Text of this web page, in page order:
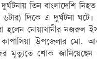
তিন বাংলাদেশি
৬টার) দিকে এ দুর্ঘটনা
হলেন নোয়াখানীর নজরুল
উপজেলার মো.
মৃত্যুতে শোক